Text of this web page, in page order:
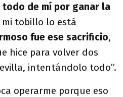
todo de mí por ganar la
mi tobillo lo está
fue ese sacrificio,
hice para volver dos
intentándolo todo”.
operarme porque eso